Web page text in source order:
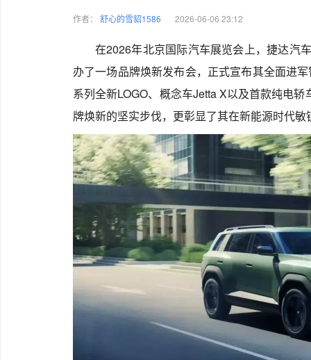
作者： 舒心的雪貂1586 2026-06-06 23:12
在2026年北京国际汽车展览会上，捷达汽
办了一场品牌焕新发布会，正式宣布其全面进
系列全新LOGO、概念车Jetta X以及首款纯电
牌焕新的坚实步伐，更彰显了其在新能源时代